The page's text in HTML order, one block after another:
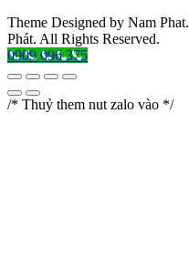
Theme Designed by Nam Phat.
Phát. All Rights Reserved.
0909 096 375
/* Thuỷ them nut zalo vào */